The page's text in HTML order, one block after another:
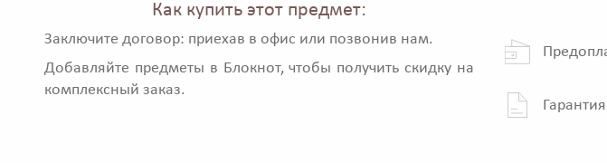
Как купить этот предмет:
Заключите договор: приехав в офис или позвонив нам.
Добавляйте предметы в Блокнот, чтобы получить скидку на
комплексный заказ.